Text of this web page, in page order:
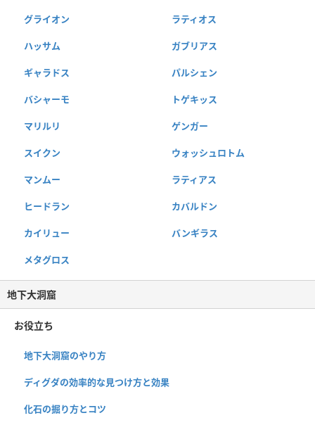
グライオン ラティオス
ハッサム ガブリアス
ギャラドス パルシェン
バシャーモ トゲキッス
マリルリ ゲンガー
スイクン ウォッシュロトム
マンムー ラティアス
ヒードラン カバルドン
カイリュー バンギラス
メタグロス
地下大洞窟
お役立ち
地下大洞窟のやり方
ディグダの効率的な見つけ方と効果
化石の掘り方とコツ